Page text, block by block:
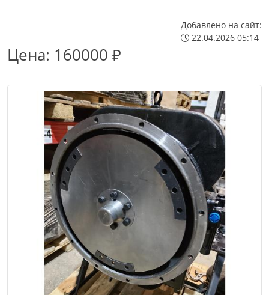
Добавлено на сайт:
22.04.2026 05:14
Цена: 160000 ₽